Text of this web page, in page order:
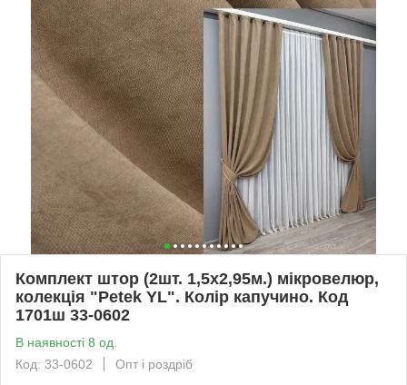
Комплект штор (2шт. 1,5х2,95м.) мікровелюр,
колекція "Petek YL". Колір капучино. Код
1701ш 33-0602
В наявності 8 од.
Код: 33-0602
Опт і роздріб